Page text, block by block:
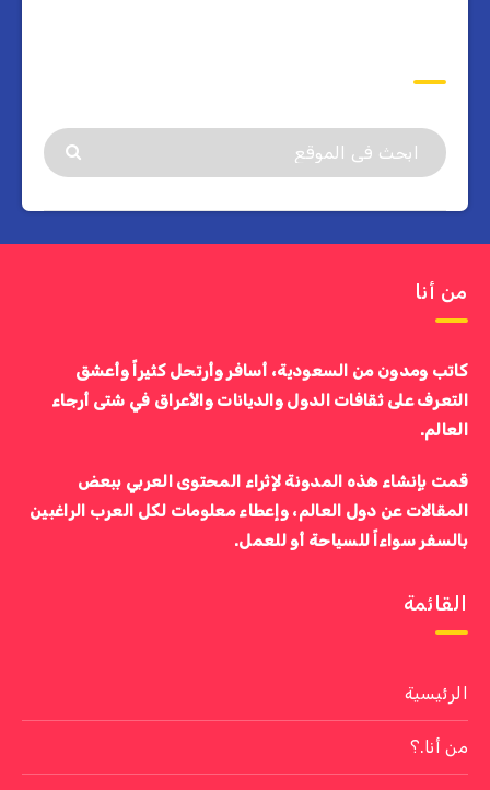
من أنا
كاتب ومدون من السعودية، أسافر وأرتحل كثيراً وأعشق
التعرف على ثقافات الدول والديانات والأعراق في شتى أرجاء
العالم.
قمت بإنشاء هذه المدونة لإثراء المحتوى العربي ببعض
المقالات عن دول العالم، وإعطاء معلومات لكل العرب الراغبين
بالسفر سواءاً للسياحة أو للعمل.
القائمة
الرئيسية
من أنا.؟